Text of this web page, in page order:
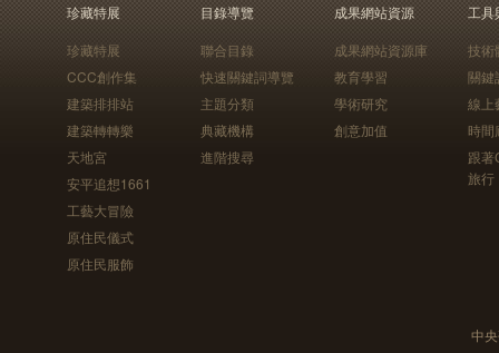
珍藏特展
珍藏特展
CCC創作集
建築排排站
建築轉轉樂
天地宮
安平追想1661
工藝大冒險
原住民儀式
原住民服飾
目錄導覽
聯合目錄
快速關鍵詞導覽
主題分類
典藏機構
進階搜尋
成果網站資源
成果網站資源庫
教育學習
學術研究
創意加值
工具
技術
關鍵
線上
時間
跟
旅行
中